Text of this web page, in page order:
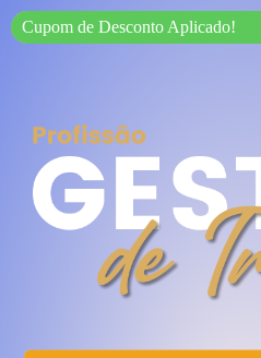
Cupom de Desconto Aplicado!